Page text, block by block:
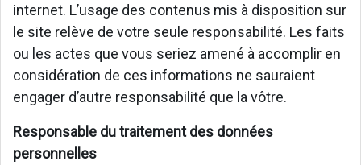
internet. L’usage des contenus mis à disposition sur
le site relève de votre seule responsabilité. Les faits
ou les actes que vous seriez amené à accomplir en
considération de ces informations ne sauraient
engager d’autre responsabilité que la vôtre.
Responsable du traitement des données
personnelles